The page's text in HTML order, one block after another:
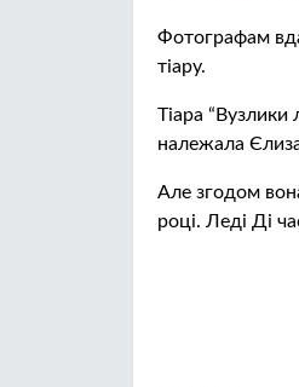
Фотографам
тіару.
Тіара
належала
Але згодом
році. Леді Ді